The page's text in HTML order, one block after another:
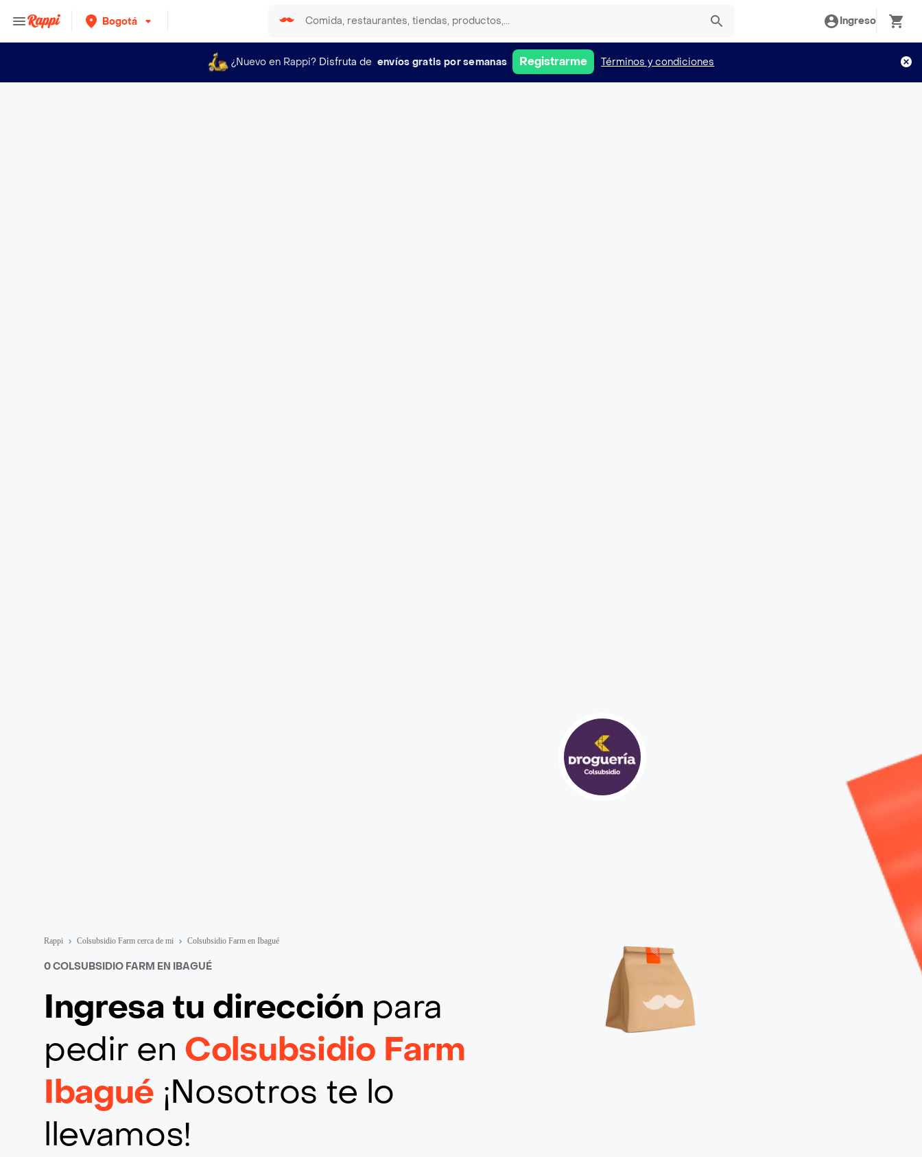
Bogotá Ingreso
¿Nuevo en Rappi? Disfruta de envíos gratis por semanas Registrarme Términos y condiciones
Rappi Colsubsidio Farm cerca de mi Colsubsidio Farm en Ibagué
0 COLSUBSIDIO FARM EN IBAGUÉ
Ingresa tu dirección para
pedir en Colsubsidio Farm
Ibagué ¡Nosotros te lo
llevamos!